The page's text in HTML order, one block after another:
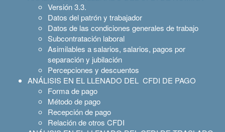
Versión 3.3.
Datos del patrón y trabajador
Datos de las condiciones generales de trabajo
Subcontratación laboral
Asimilables a salarios, salarios, pagos por
separación y jubilación
Percepciones y descuentos
ANÁLISIS EN EL LLENADO DEL CFDI DE PAGO
Forma de pago
Método de pago
Recepción de pago
Relación de otros CFDI